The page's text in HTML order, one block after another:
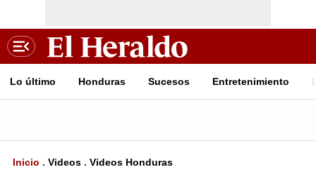
Lo último Honduras Sucesos Entretenimiento
Inicio . Videos . Videos Honduras